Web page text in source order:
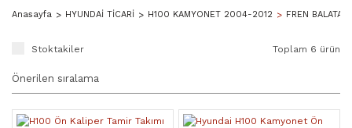
Anasayfa HYUNDAİ TİCARİ H100 KAMYONET 2004-2012 FREN
Stoktakiler Toplam 6 ürün